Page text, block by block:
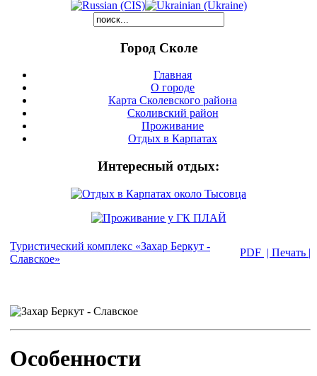
Город Сколе
Главная
О городе
Карта Сколевского района
Сколивский район
Проживание
Отдых в Карпатах
Интересный отдых:
Туристический комплекс «Захар Беркут -
Славское»
PDF | Печать |
Особенности